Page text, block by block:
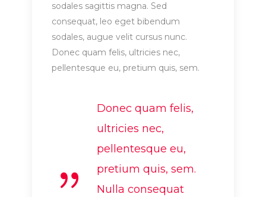
sodales sagittis magna. Sed
consequat, leo eget bibendum
sodales, augue velit cursus nunc.
Donec quam felis, ultricies nec,
pellentesque eu, pretium quis, sem.
Donec quam felis,
ultricies nec,
pellentesque eu,
pretium quis, sem.
Nulla consequat